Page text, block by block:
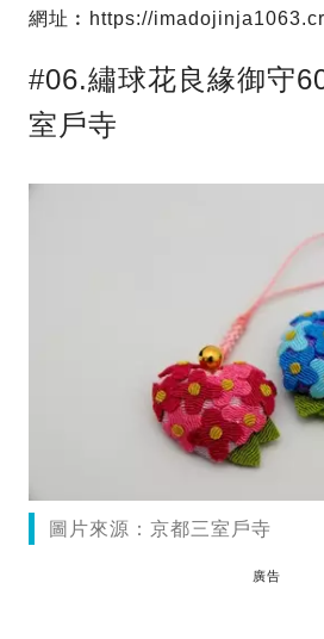
網址︰https://
#06.繡球花良緣御守
室戶寺
圖片來源：京都三室戶寺
廣告